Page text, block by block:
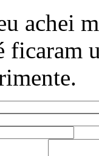
achei
ficaram